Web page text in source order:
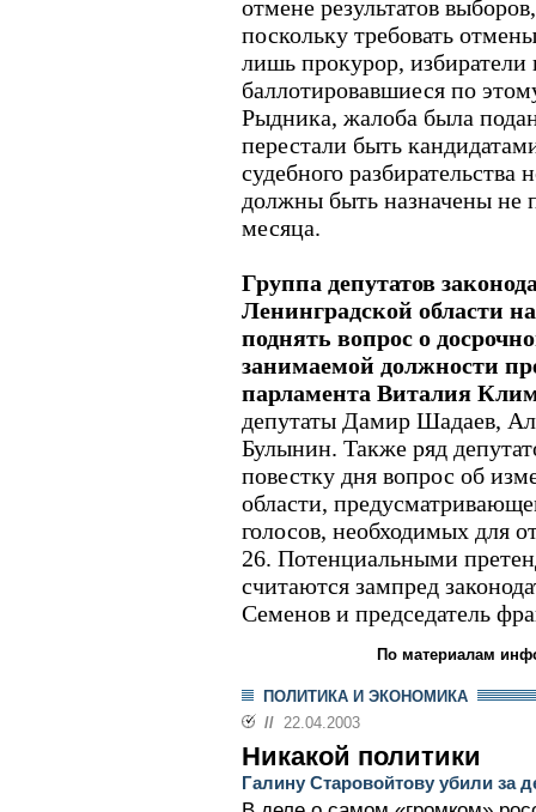
отмене результатов
поскольку требовать
лишь прокурор, избиратели
баллотировавшиеся по
Рыдника, жалоба была
перестали быть
судебного
должны быть назначены не
месяца.
Группа депутатов
Ленинградской области
поднять вопрос о
занимаемой должности
парламента Виталия
депутаты Дамир Шадаев,
Булынин. Также ряд
повестку дня вопрос об
области,
голосов, необходимых для
26. Потенциальными
считаются зампред
Семенов и председатель
По материалам
ПОЛИТИКА И ЭКОНОМИКА
// 22.04.2003
Никакой политики
Галину Старовойтову убили за